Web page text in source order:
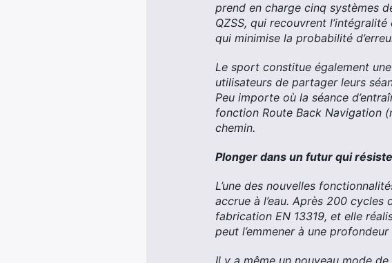
prend en charge cinq systèmes
QZSS, qui recouvrent
qui minimise la probabilité
Le sport constitue également
utilisateurs de partager leurs
Peu importe où la séance
fonction Route Back Navigation
chemin.
Plonger dans un futur qui résiste
L’une des nouvelles
accrue à l’eau. Après 200 cycles
fabrication EN 13319, et elle
peut l’emmener à une
Il y a même un nouveau mode